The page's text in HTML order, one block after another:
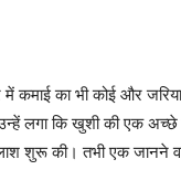
कमाई का भी कोई और
लगा कि खुशी की एक
शुरू की। तभी एक जानने